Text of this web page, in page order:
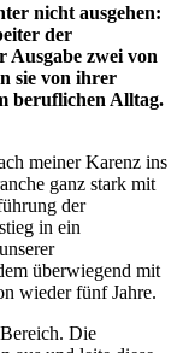
nicht ausgehen:
der
zwei von
sie von ihrer
beruflichen Alltag.
meiner Karenz ins
ganz stark mit
der
in ein
überwiegend mit
wieder fünf Jahre.
Die